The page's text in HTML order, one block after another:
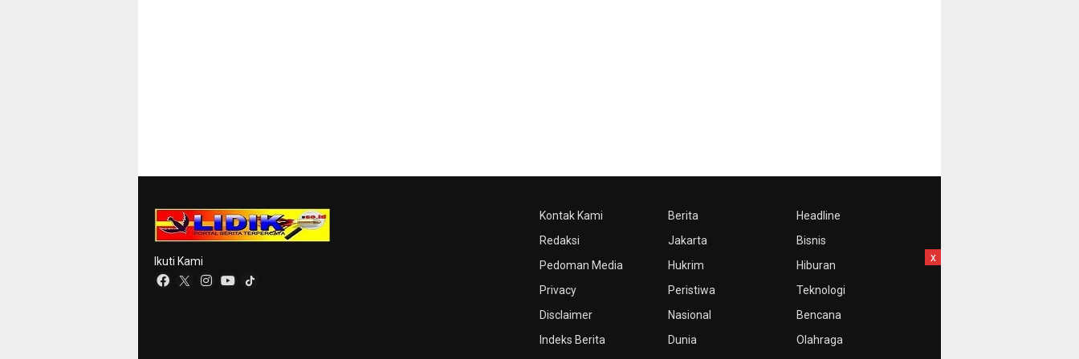
Kontak Kami
Redaksi
Pedoman Media
Privacy
Disclaimer
Indeks Berita
Berita
Jakarta
Hukrim
Peristiwa
Nasional
Dunia
Headline
Bisnis
Hiburan
Teknologi
Bencana
Olahraga
Ikuti Kami x